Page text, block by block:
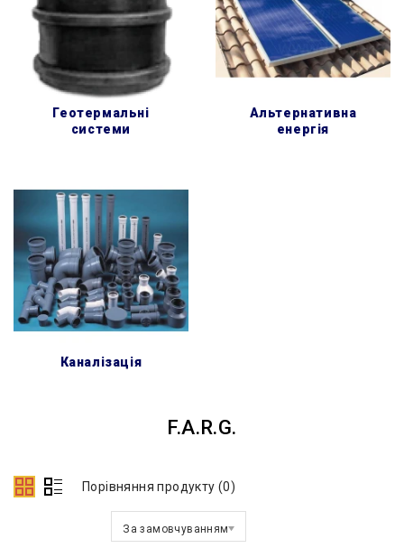
геотермальні
системи
альтернативна
енергія
каналізація
F.A.R.G.
Порівняння продукту (0)
За замовчуванням